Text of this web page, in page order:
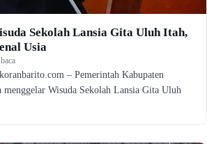
Sekolah Lansia Gita Uluh Itah,
Usia
– Pemerintah Kabupaten
Wisuda Sekolah Lansia Gita Uluh